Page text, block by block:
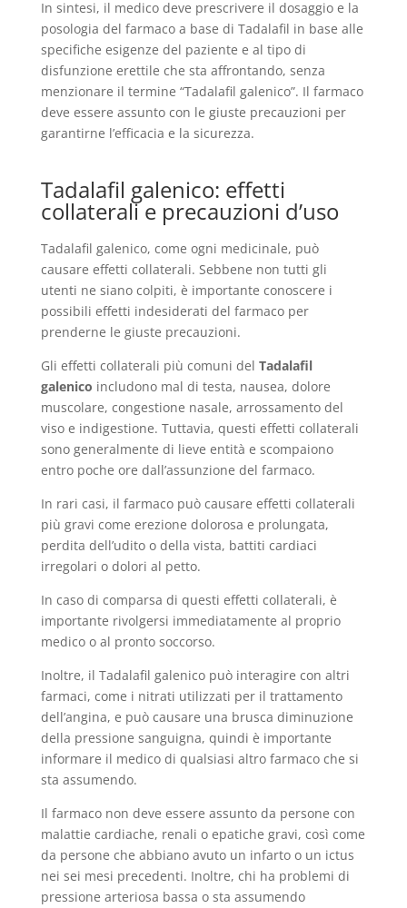
In sintesi, il medico deve prescrivere il dosaggio e la
posologia del farmaco a base di Tadalafil in base alle
specifiche esigenze del paziente e al tipo di
disfunzione erettile che sta affrontando, senza
menzionare il termine “Tadalafil galenico”. Il farmaco
deve essere assunto con le giuste precauzioni per
garantirne l’efficacia e la sicurezza.
Tadalafil galenico: effetti
collaterali e precauzioni d’uso
Tadalafil galenico, come ogni medicinale, può
causare effetti collaterali. Sebbene non tutti gli
utenti ne siano colpiti, è importante conoscere i
possibili effetti indesiderati del farmaco per
prenderne le giuste precauzioni.
Gli effetti collaterali più comuni del Tadalafil
galenico includono mal di testa, nausea, dolore
muscolare, congestione nasale, arrossamento del
viso e indigestione. Tuttavia, questi effetti collaterali
sono generalmente di lieve entità e scompaiono
entro poche ore dall’assunzione del farmaco.
In rari casi, il farmaco può causare effetti collaterali
più gravi come erezione dolorosa e prolungata,
perdita dell’udito o della vista, battiti cardiaci
irregolari o dolori al petto.
In caso di comparsa di questi effetti collaterali, è
importante rivolgersi immediatamente al proprio
medico o al pronto soccorso.
Inoltre, il Tadalafil galenico può interagire con altri
farmaci, come i nitrati utilizzati per il trattamento
dell’angina, e può causare una brusca diminuzione
della pressione sanguigna, quindi è importante
informare il medico di qualsiasi altro farmaco che si
sta assumendo.
Il farmaco non deve essere assunto da persone con
malattie cardiache, renali o epatiche gravi, così come
da persone che abbiano avuto un infarto o un ictus
nei sei mesi precedenti. Inoltre, chi ha problemi di
pressione arteriosa bassa o sta assumendo